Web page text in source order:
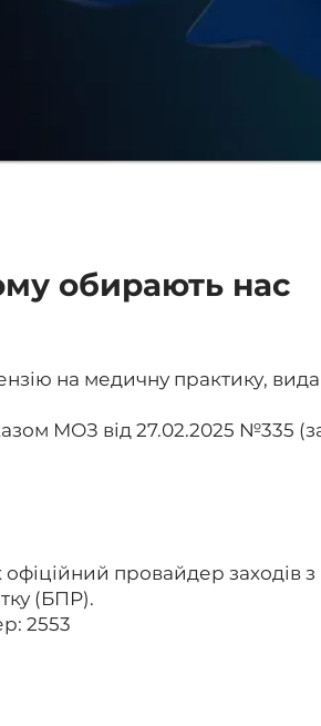
обирають нас
на медичну практику,
МОЗ від 27.02.2025 №335
офіційний провайдер заходів
(БПР).
2553